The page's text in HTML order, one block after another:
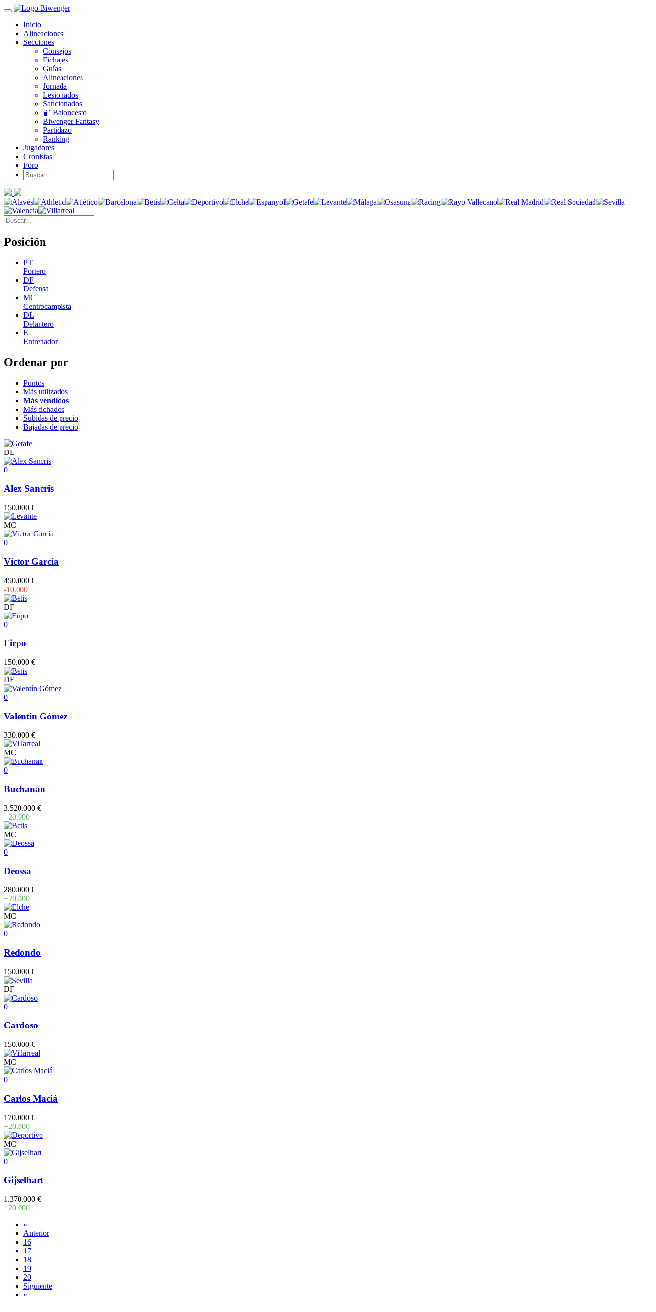
Inicio
Alineaciones
Secciones
Consejos
Fichajes
Guías
Alineaciones
Jornada
Lesionados
Sancionados
🏀 Baloncesto
Biwenger Fantasy
Partidazo
Ranking
Jugadores
Cronistas
Foro
Posición
PT
Portero
DF
Defensa
MC
Centrocampista
DL
Delantero
E
Entrenador
Ordenar por
Puntos
Más utilizados
Más vendidos
Más fichados
Subidas de precio
Bajadas de precio
DL
0
Alex Sancris
150.000 €
MC
0
Víctor García
450.000 €
-10.000
DF
0
Firpo
150.000 €
DF
0
Valentín Gómez
330.000 €
MC
0
Buchanan
3.520.000 €
+20.000
MC
0
Deossa
280.000 €
+20.000
MC
0
Redondo
150.000 €
DF
0
Cardoso
150.000 €
MC
0
Carlos Maciá
170.000 €
+20.000
MC
0
Gijselhart
1.370.000 €
+20.000
«
Anterior
16
17
18
19
20
Siguiente
»